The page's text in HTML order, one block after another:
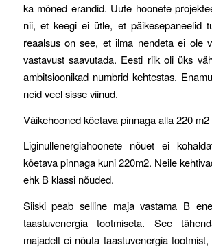
ka mõned erandid. Uute hoonete
nii, et keegi ei ütle, et päikesepaneelid
reaalsus on see, et ilma nendeta ei ole
vastavust saavutada. Eesti riik oli üks
ambitsioonikad numbrid kehtestas.
neid veel sisse viinud.
Väikehooned köetava pinnaga alla 220 m2
Liginullenergiahoonete nõuet ei
köetava pinnaga kuni 220m2. Neile
ehk B klassi nõuded.
Siiski peab selline maja vastama B
taastuvenergia tootmiseta. See
majadelt ei nõuta taastuvenergia